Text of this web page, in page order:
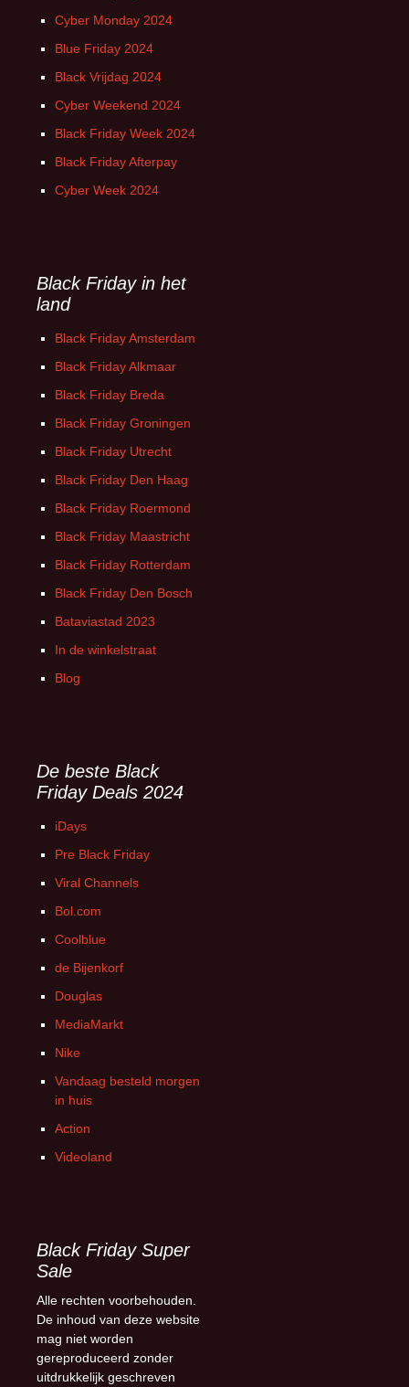
Cyber Monday 2024
Blue Friday 2024
Black Vrijdag 2024
Cyber Weekend 2024
Black Friday Week 2024
Black Friday Afterpay
Cyber Week 2024
Black Friday in het
land
Black Friday Amsterdam
Black Friday Alkmaar
Black Friday Breda
Black Friday Groningen
Black Friday Utrecht
Black Friday Den Haag
Black Friday Roermond
Black Friday Maastricht
Black Friday Rotterdam
Black Friday Den Bosch
Bataviastad 2023
In de winkelstraat
Blog
De beste Black
Friday Deals 2024
iDays
Pre Black Friday
Viral Channels
Bol.com
Coolblue
de Bijenkorf
Douglas
MediaMarkt
Nike
Vandaag besteld morgen
in huis
Action
Videoland
Black Friday Super
Sale
Alle rechten voorbehouden.
De inhoud van deze website
mag niet worden
gereproduceerd zonder
uitdrukkelijk geschreven